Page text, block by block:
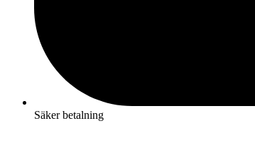
Säker betalning